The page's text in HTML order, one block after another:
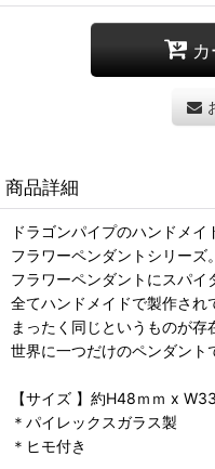
商品詳細
ドラゴンパイプのハンドメイ
フラワーペンダントシリーズ。
フラワーペンダントにスパイ
全てハンドメイドで製作され
まったく同じというものが存
世界に一つだけのペンダント
【サイズ 】約H48ｍｍ x
＊パイレックスガラス製
＊ヒモ付き